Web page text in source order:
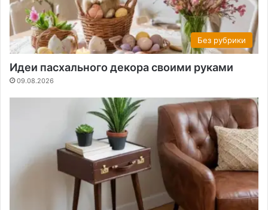
Без рубрики
Идеи пасхального декора своими руками
09.08.2026